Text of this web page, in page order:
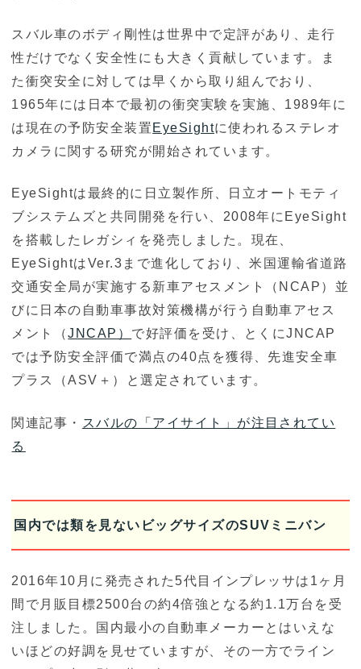
スバル車のボディ剛性は世界中で定評があり、走行
性だけでなく安全性にも大きく貢献しています。ま
た衝突安全に対しては早くから取り組んでおり、
1965年には日本で最初の衝突実験を実施、1989年に
は現在の予防安全装置 EyeSightに使われるステレオ
カメラに関する研究が開始されています。
EyeSightは最終的に日立製作所、日立オートモティ
ブシステムズと共同開発を行い、2008年にEyeSight
を搭載したレガシィを発売しました。現在、
EyeSightはVer.3まで進化しており、米国運輸省道路
交通安全局が実施する新車アセスメント（NCAP）並
びに日本の自動車事故対策機構が行う自動車アセス
メント（JNCAP） で好評価を受け、とくにJNCAP
では予防安全評価で満点の40点を獲得、先進安全車
プラス（ASV＋）と選定されています。
関連記事・ スバルの「アイサイト」が注目されてい
る
国内では類を見ないビッグサイズのSUVミニバン
2016年10月に発売された5代目インプレッサは1ヶ月
間で月販目標2500台の約4倍強となる約1.1万台を受
注しました。国内最小の自動車メーカーとはいえな
いほどの好調を見せていますが、その一方でライン